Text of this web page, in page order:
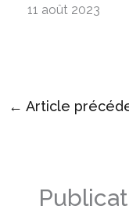
11 août 2023
← Article